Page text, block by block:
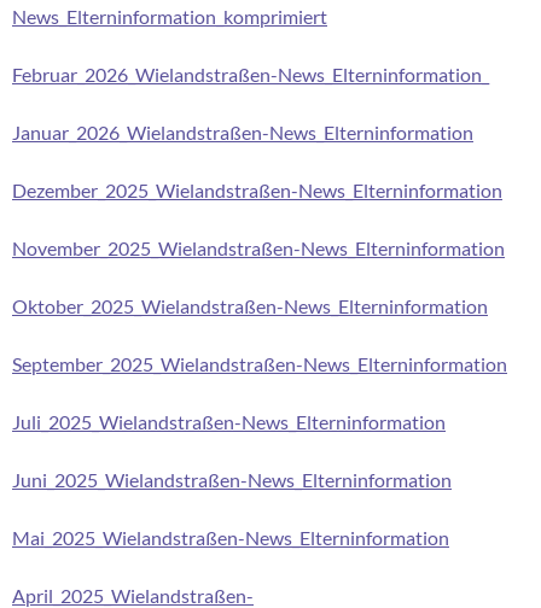
News_Elterninformation_komprimiert
Februar_2026_Wielandstraßen-News_Elterninformation_
Januar_2026_Wielandstraßen-News_Elterninformation
Dezember_2025_Wielandstraßen-News_Elterninformation
November_2025_Wielandstraßen-News_Elterninformation
Oktober_2025_Wielandstraßen-News_Elterninformation
September_2025_Wielandstraßen-News_Elterninformation
Juli_2025_Wielandstraßen-News_Elterninformation
Juni_2025_Wielandstraßen-News_Elterninformation
Mai_2025_Wielandstraßen-News_Elterninformation
April_2025_Wielandstraßen-